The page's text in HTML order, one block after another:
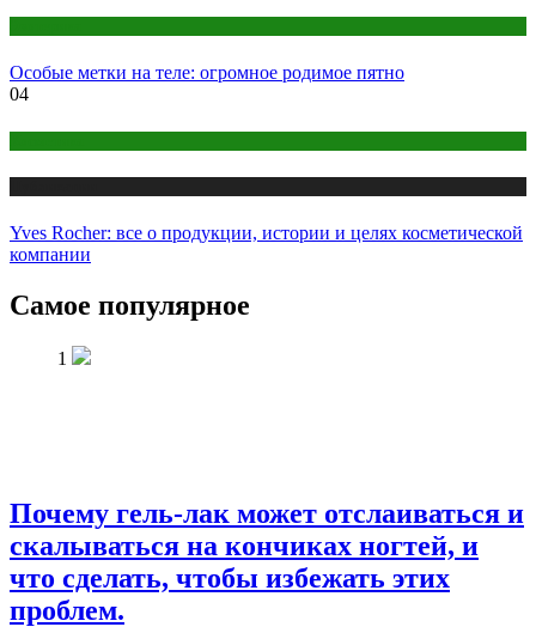
Особые метки на теле: огромное родимое пятно
04
Yves Rocher: все о продукции, истории и целях косметической
компании
Самое популярное
1
Почему гель-лак может отслаиваться и
скалываться на кончиках ногтей, и
что сделать, чтобы избежать этих
проблем.